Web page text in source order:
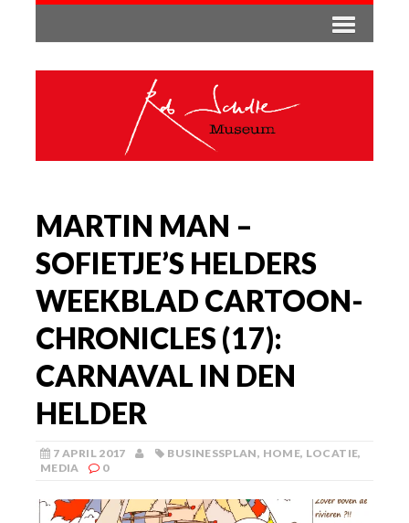
MARTIN MAN –
SOFIETJE’S HELDERS
WEEKBLAD CARTOON-
CHRONICLES (17):
CARNAVAL IN DEN
HELDER
7 APRIL 2017 BUSINESSPLAN, HOME, LOCATIE,
MEDIA
0